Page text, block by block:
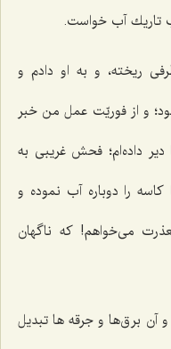
تاريك آب خواست.
ريخته، و به او دادم و
و از فوريّت عمل من خبر
داده‌ام؛ فحش غريبى به
را دوباره آب نموده و
مى‌خواهم! كه ناگهان
و آن برق‌ها و جرقه ‌ها تبديل